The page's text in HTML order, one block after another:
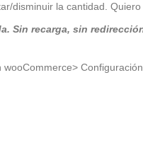
disminuir la cantidad.
Sin recarga, sin
wooCommerce>